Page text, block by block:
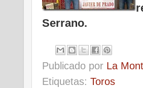
Serrano.
Publicado por La
Etiquetas: Toros